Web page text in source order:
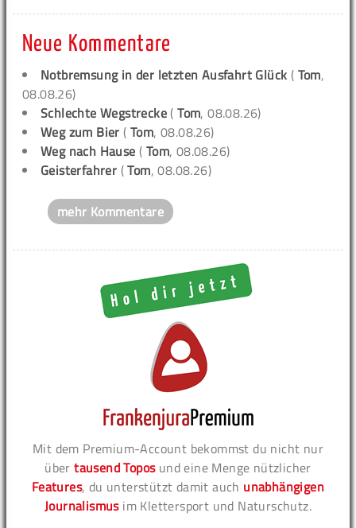
Neue Kommentare
Notbremsung in der letzten Ausfahrt Glück ( Tom,
08.08.26)
Schlechte Wegstrecke (Tom, 08.08.26)
Weg zum Bier (Tom, 08.08.26)
Weg nach Hause ( Tom, 08.08.26)
Geisterfahrer (Tom, 08.08.26)
mehr Kommentare
Mit dem Premium-Account bekommst du nicht nur
übertausend Toposund eine Menge nützlicher
Features, du unterstützt damit auch unabhängigen
Journalismusim Klettersport und Naturschutz.